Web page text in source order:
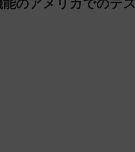
のアメリカでのテ